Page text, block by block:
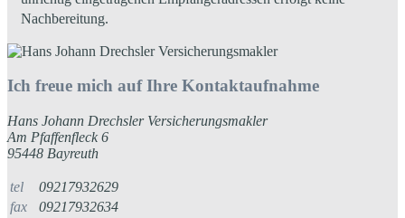
Nachbereitung.
Ich freue mich auf Ihre Kontaktaufnahme
Hans Johann Drechsler Versicherungsmakler
Am Pfaffenfleck 6
95448 Bayreuth
tel
09217932629
fax
09217932634